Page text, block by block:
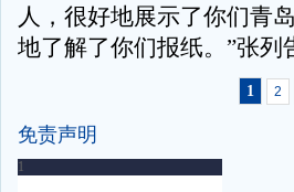
人，很好地展示了你们青
地了解了你们报纸。”张列
1 2
免责声明